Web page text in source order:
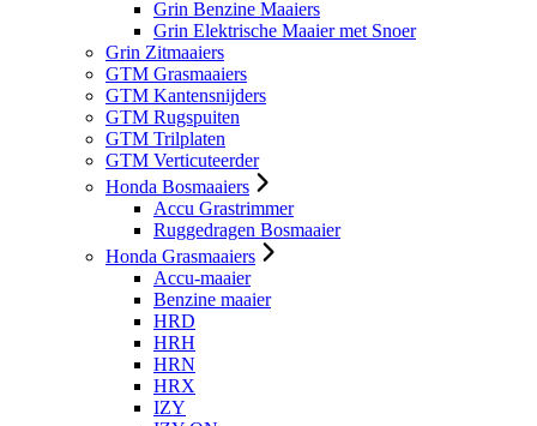
Grin Benzine Maaiers
Grin Elektrische Maaier met Snoer
Grin Zitmaaiers
GTM Grasmaaiers
GTM Kantensnijders
GTM Rugspuiten
GTM Trilplaten
GTM Verticuteerder
Honda Bosmaaiers
Accu Grastrimmer
Ruggedragen Bosmaaier
Honda Grasmaaiers
Accu-maaier
Benzine maaier
HRD
HRH
HRN
HRX
IZY